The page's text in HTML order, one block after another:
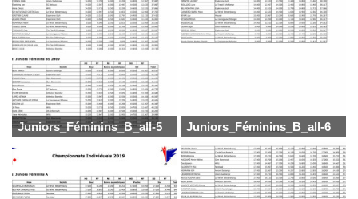
Juniors_Féminins_B_all-5 Juniors_Féminins_B_all-6